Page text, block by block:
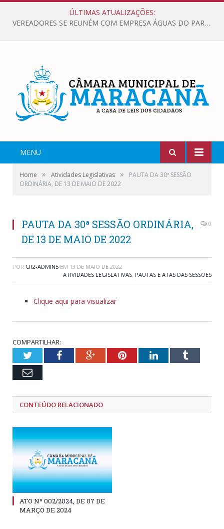
ÚLTIMAS ATUALIZAÇÕES:
VEREADORES SE REUNÉM COM EMPRESA ÁGUAS DO PARÁ, PARA APRESENTAR REIVINDICAÇÕES E MELHORIAS NA QUALIDADE DOS SERVIÇOS OFERECIDOS Á POPULAÇÃO.
MENU
Home » Atividades Legislativas »
PAUTA DA 30ª SESSÃO
ORDINÁRIA, DE 13 DE MAIO DE 2022
PAUTA DA 30ª SESSÃO ORDINÁRIA,
DE 13 DE MAIO DE 2022
0
POR CR2-ADMIN5 EM 13 DE MAIO DE 2022
ATIVIDADES LEGISLATIVAS, PAUTAS E ATAS DAS SESSÕES
Clique aqui para visualizar
COMPARTILHAR:
TwitterFacebookGoogle+PinterestLinkedInTumblr
Email
CONTEÚDO RELACIONADO
ATO Nº 002/2024, DE 07 DE
MARÇO DE 2024